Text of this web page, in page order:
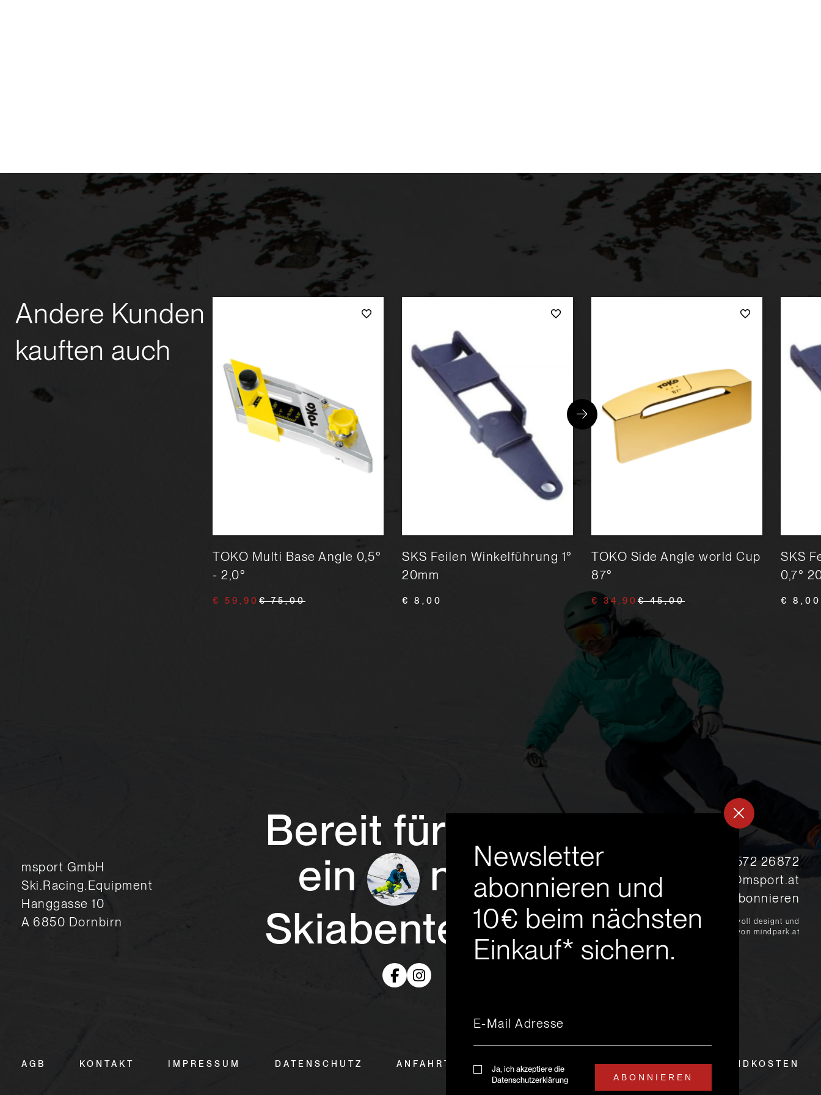
Andere Kunden
kauften auch
TOKO Multi Base Angle 0,5°
- 2,0°
€ 59,90 € 75,00
SKS Feilen Winkelführung 1°
20mm
€ 8,00
TOKO Side Angle world Cup
87°
€ 34,90 € 45,00
SKS
0,7°
€ 8,00
msport GmbH
Ski.Racing.Equipment
Hanggasse 10
A 6850 Dornbirn
Bereit für
ein
neues
Skiabenteuer?
+43 5572 26872
msport@msport.at
Newsletter abonnieren
liebevoll designt und
programmiert von mindpark.at
AGB KONTAKT IMPRESSUM DATENSCHUTZ ANFAHRT & ÖFFNUNGSZEITEN LIEFER- UND VERSANDKOSTEN
Newsletter
abonnieren und
10€ beim nächsten
Einkauf* sichern.
Ja, ich akzeptiere die
Datenschutzerklärung
ABONNIEREN